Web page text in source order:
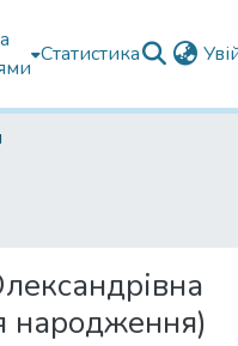
Статистика
народження)